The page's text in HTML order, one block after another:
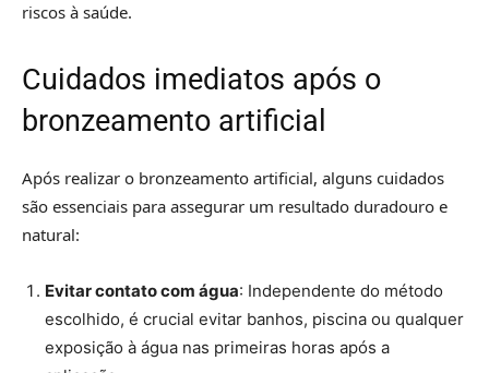
riscos à saúde.
Cuidados imediatos após o
bronzeamento artificial
Após realizar o bronzeamento artificial, alguns cuidados
são essenciais para assegurar um resultado duradouro e
natural:
Evitar contato com água: Independente do método
escolhido, é crucial evitar banhos, piscina ou qualquer
exposição à água nas primeiras horas após a